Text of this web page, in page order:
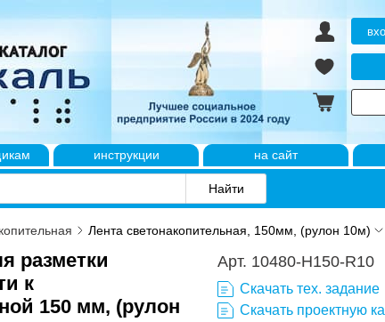
инструкции на сайт
Лента светонакопительная, 150мм, (рулон 10м)
разметки
к
150 мм, (рулон
Арт. 10480-H150-R10
Скачать тех. задание
Скачать проектную